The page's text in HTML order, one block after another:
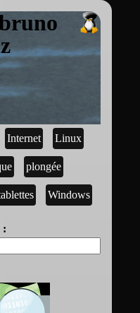
Internet Linux
plongée
Windows
: